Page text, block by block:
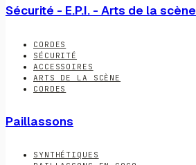
Sécurité - E.P.I. - Arts de la scène
CORDES
SÉCURITÉ
ACCESSOIRES
ARTS DE LA SCÈNE
CORDES
Paillassons
SYNTHÉTIQUES